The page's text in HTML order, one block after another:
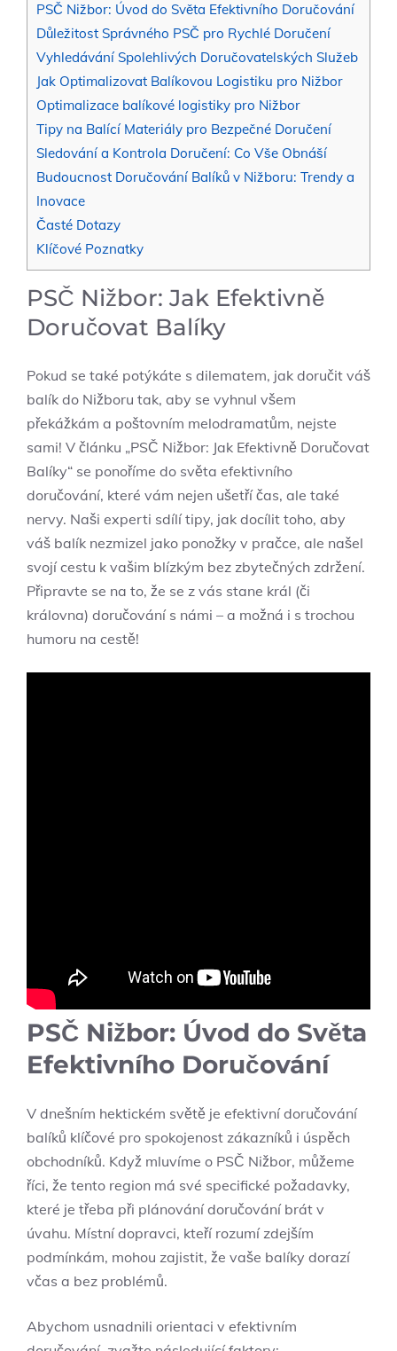
PSČ Nižbor: Úvod do Světa Efektivního Doručování
Důležitost Správného PSČ pro Rychlé Doručení
Vyhledávání Spolehlivých Doručovatelských Služeb
Jak Optimalizovat Balíkovou Logistiku pro Nižbor
Optimalizace balíkové logistiky pro Nižbor
Tipy na Balící Materiály pro Bezpečné Doručení
Sledování a Kontrola Doručení: Co Vše Obnáší
Budoucnost Doručování Balíků v Nižboru: Trendy a
Inovace
Časté Dotazy
Klíčové Poznatky
PSČ Nižbor: Jak Efektivně
Doručovat Balíky
Pokud se také potýkáte s dilematem, jak doručit váš
balík do Nižboru tak, aby se vyhnul všem
překážkám a poštovním melodramatům, nejste
sami! V článku „PSČ Nižbor: Jak Efektivně Doručovat
Balíky“ se ponoříme do světa efektivního
doručování, které vám nejen ušetří čas, ale také
nervy. Naši experti sdílí tipy, jak docílit toho, aby
váš balík nezmizel jako ponožky v pračce, ale našel
svojí cestu k vašim blízkým bez zbytečných zdržení.
Připravte se na to, že se z vás stane král (či
královna) doručování s námi – a možná i s trochou
humoru na cestě!
PSČ Nižbor: Úvod do Světa
Efektivního Doručování
V dnešním hektickém světě je efektivní doručování
balíků klíčové pro spokojenost zákazníků i úspěch
obchodníků. Když mluvíme o PSČ Nižbor, můžeme
říci, že tento region má své specifické požadavky,
které je třeba při plánování doručování brát v
úvahu. Místní dopravci, kteří rozumí zdejším
podmínkám, mohou zajistit, že vaše balíky dorazí
včas a bez problémů.
Abychom usnadnili orientaci v efektivním